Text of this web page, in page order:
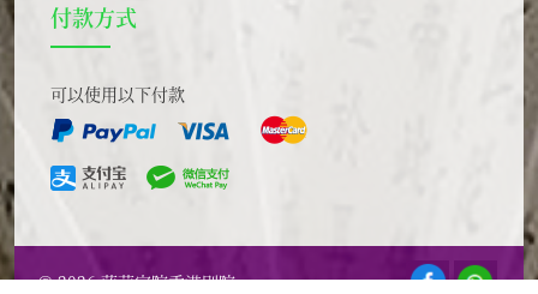
付款方式
可以使用以下付款
© 2026 蓮華定院香港別院